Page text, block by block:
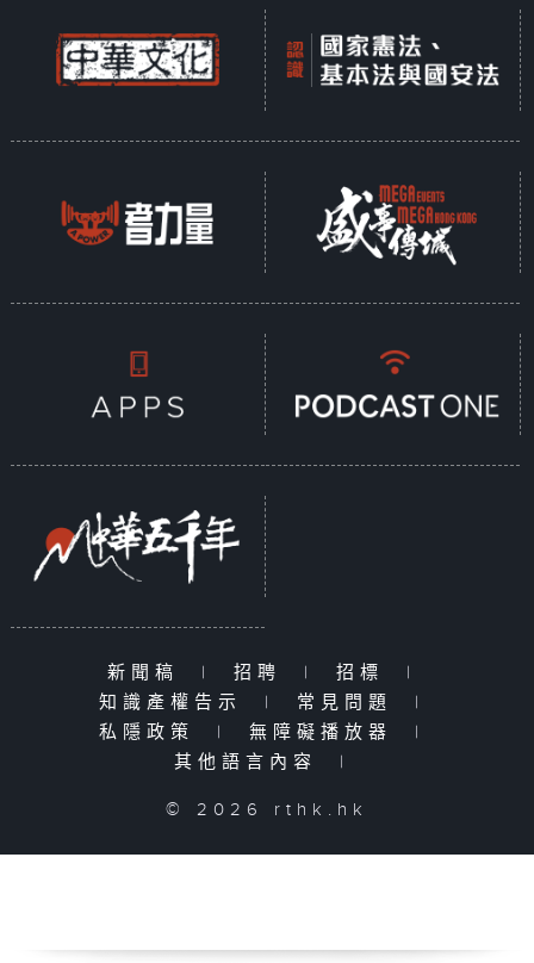
新聞稿 | 招聘 | 招標
|
知識產權告示
| 常見問題
|
私隱政策
| 無障礙播放器
|
其他語言內容
|
© 2026 rthk.hk